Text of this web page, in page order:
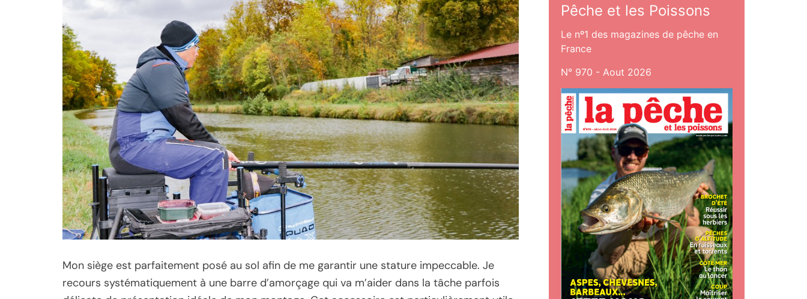
Mon siège est parfaitement posé au sol afin de me garantir une stature impeccable. Je
recours systématiquement à une barre d’amorçage qui va m’aider dans la tâche parfois
Pêche et les Poissons
Le nº1 des magazines de pêche en
France
N° 970 - Aout 2026